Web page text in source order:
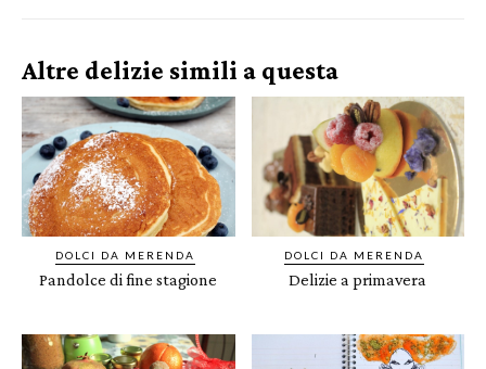
Altre delizie simili a questa
DOLCI DA MERENDA
Pandolce di fine stagione
DOLCI DA MERENDA
Delizie a primavera